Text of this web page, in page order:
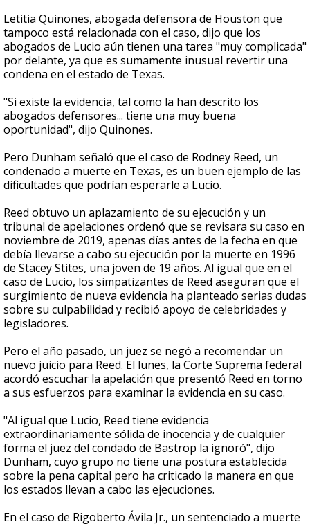
Letitia Quinones, abogada defensora de Houston que
tampoco está relacionada con el caso, dijo que los
abogados de Lucio aún tienen una tarea "muy complicada"
por delante, ya que es sumamente inusual revertir una
condena en el estado de Texas.
"Si existe la evidencia, tal como la han descrito los
abogados defensores... tiene una muy buena
oportunidad", dijo Quinones.
Pero Dunham señaló que el caso de Rodney Reed, un
condenado a muerte en Texas, es un buen ejemplo de las
dificultades que podrían esperarle a Lucio.
Reed obtuvo un aplazamiento de su ejecución y un
tribunal de apelaciones ordenó que se revisara su caso en
noviembre de 2019, apenas días antes de la fecha en que
debía llevarse a cabo su ejecución por la muerte en 1996
de Stacey Stites, una joven de 19 años. Al igual que en el
caso de Lucio, los simpatizantes de Reed aseguran que el
surgimiento de nueva evidencia ha planteado serias dudas
sobre su culpabilidad y recibió apoyo de celebridades y
legisladores.
Pero el año pasado, un juez se negó a recomendar un
nuevo juicio para Reed. El lunes, la Corte Suprema federal
acordó escuchar la apelación que presentó Reed en torno
a sus esfuerzos para examinar la evidencia en su caso.
"Al igual que Lucio, Reed tiene evidencia
extraordinariamente sólida de inocencia y de cualquier
forma el juez del condado de Bastrop la ignoró", dijo
Dunham, cuyo grupo no tiene una postura establecida
sobre la pena capital pero ha criticado la manera en que
los estados llevan a cabo las ejecuciones.
En el caso de Rigoberto Ávila Jr., un sentenciado a muerte